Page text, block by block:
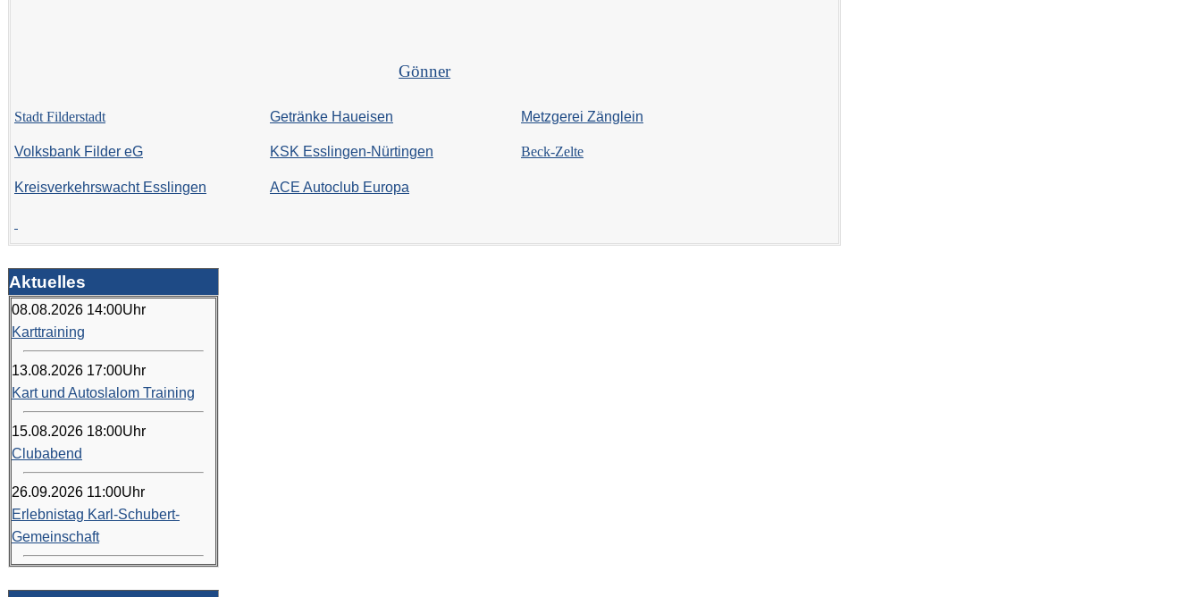
Gönner
Stadt Filderstadt Getränke Haueisen Metzgerei Zänglein
Volksbank Filder eG KSK Esslingen-Nürtingen Beck-Zelte
Kreisverkehrswacht Esslingen ACE Autoclub Europa
Aktuelles
08.08.2026 14:00Uhr
Karttraining
13.08.2026 17:00Uhr
Kart und Autoslalom Training
15.08.2026 18:00Uhr
Clubabend
26.09.2026 11:00Uhr
Erlebnistag Karl-Schubert-
Gemeinschaft